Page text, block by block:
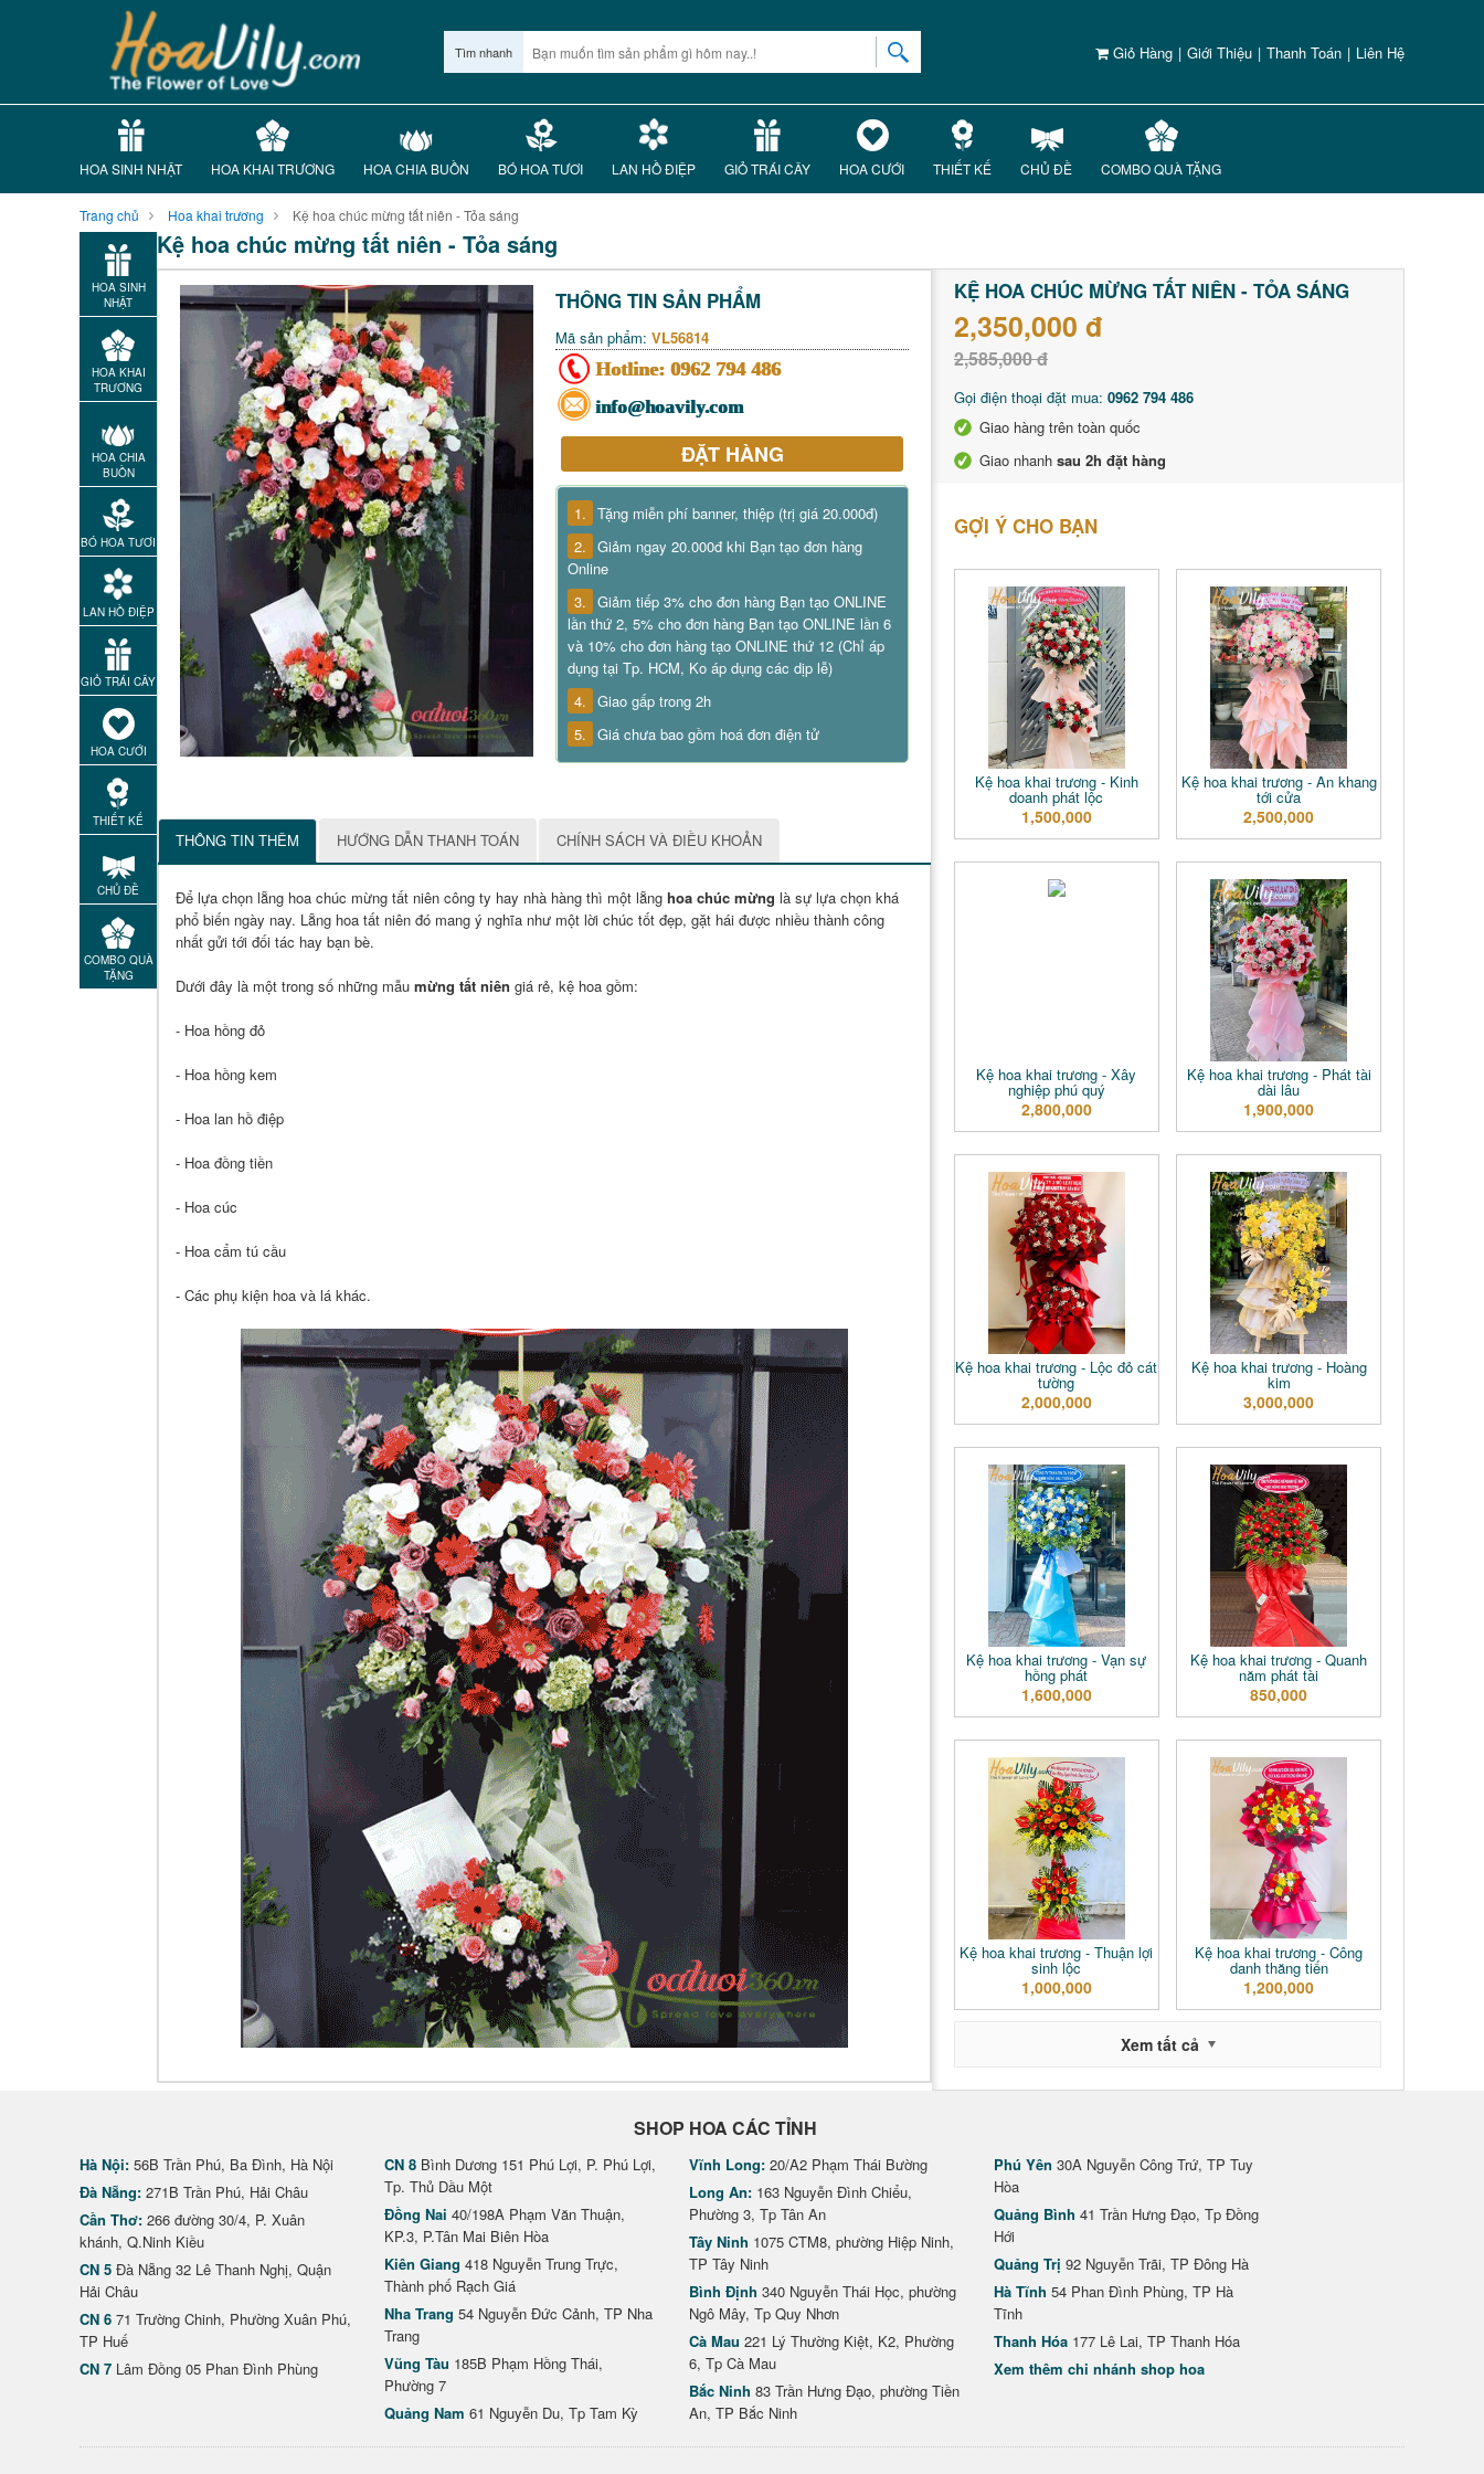
Giỏ Hàng | Giới Thiệu | Thanh Toán | Liên Hệ
Tìm nhanh
HOA SINH NHẬT HOA KHAI TRƯƠNG HOA CHIA BUỒN BÓ HOA TƯƠI LAN HỒ ĐIỆP GIỎ TRÁI CÂY HOA CƯỚI THIẾT KẾ CHỦ ĐỀ COMBO QUÀ TẶNG
Trang chủ Hoa khai trương Kệ hoa chúc mừng tất niên - Tỏa sáng
HOA SINH
NHẬT
HOA KHAI
TRƯƠNG
HOA CHIA
BUỒN
BÓ HOA TƯƠI
LAN HỒ ĐIỆP
GIỎ TRÁI CÂY
HOA CƯỚI
THIẾT KẾ
CHỦ ĐỀ
COMBO QUÀ
TẶNG
Kệ hoa chúc mừng tất niên - Tỏa sáng
THÔNG TIN SẢN PHẨM
Mã sản phẩm: VL56814
Hotline: 0962 794 486
info@hoavily.com
ĐẶT HÀNG
1. Tặng miễn phí banner, thiệp (trị giá 20.000đ)
2. Giảm ngay 20.000đ khi Bạn tạo đơn hàng
Online
3. Giảm tiếp 3% cho đơn hàng Bạn tạo ONLINE
lần thứ 2, 5% cho đơn hàng Bạn tạo ONLINE lần 6
và 10% cho đơn hàng tạo ONLINE thứ 12 (Chỉ áp
dụng tại Tp. HCM, Ko áp dụng các dịp lễ)
4. Giao gấp trong 2h
5. Giá chưa bao gồm hoá đơn điện tử
THÔNG TIN THÊM HƯỚNG DẪN THANH TOÁN CHÍNH SÁCH VÀ ĐIỀU KHOẢN
Để lựa chọn lẵng hoa chúc mừng tất niên công ty hay nhà hàng thì một lẵng hoa chúc mừng là sự lựa chọn khá
phổ biến ngày nay. Lẵng hoa tất niên đó mang ý nghĩa như một lời chúc tốt đẹp, gặt hái được nhiều thành công
nhất gửi tới đối tác hay bạn bè.
Dưới đây là một trong số những mẫu mừng tất niên giá rẻ, kệ hoa gồm:
- Hoa hồng đỏ
- Hoa hồng kem
- Hoa lan hồ điệp
- Hoa đồng tiền
- Hoa cúc
- Hoa cẩm tú cầu
- Các phụ kiện hoa và lá khác.
KỆ HOA CHÚC MỪNG TẤT NIÊN - TỎA SÁNG
2,350,000 đ
2,585,000 đ
Gọi điện thoại đặt mua: 0962 794 486
Giao hàng trên toàn quốc
Giao nhanh sau 2h đặt hàng
GỢI Ý CHO BẠN
Kệ hoa khai trương - Kinh
doanh phát lộc
1,500,000
Kệ hoa khai trương - An khang
tới cửa
2,500,000
Kệ hoa khai trương - Xây
nghiệp phú quý
2,800,000
Kệ hoa khai trương - Phát tài
dài lâu
1,900,000
Kệ hoa khai trương - Lộc đỏ cát
tường
2,000,000
Kệ hoa khai trương - Hoàng
kim
3,000,000
Kệ hoa khai trương - Vạn sự
hồng phát
1,600,000
Kệ hoa khai trương - Quanh
năm phát tài
850,000
Kệ hoa khai trương - Thuận lợi
sinh lộc
1,000,000
Kệ hoa khai trương - Công
danh thăng tiến
1,200,000
Xem tất cả
SHOP HOA CÁC TỈNH
Hà Nội: 56B Trần Phú, Ba Đình, Hà Nội
Đà Nẵng: 271B Trần Phú, Hải Châu
Cần Thơ: 266 đường 30/4, P. Xuân
khánh, Q.Ninh Kiều
CN 5 Đà Nẵng 32 Lê Thanh Nghị, Quận
Hải Châu
CN 6 71 Trường Chinh, Phường Xuân Phú,
TP Huế
CN 7 Lâm Đồng 05 Phan Đình Phùng
CN 8 Bình Dương 151 Phú Lợi, P. Phú Lợi,
Tp. Thủ Dầu Một
Đồng Nai 40/198A Phạm Văn Thuận,
KP.3, P.Tân Mai Biên Hòa
Kiên Giang 418 Nguyễn Trung Trực,
Thành phố Rạch Giá
Nha Trang 54 Nguyễn Đức Cảnh, TP Nha
Trang
Vũng Tàu 185B Phạm Hồng Thái,
Phường 7
Quảng Nam 61 Nguyễn Du, Tp Tam Kỳ
Vĩnh Long: 20/A2 Phạm Thái Bường
Long An: 163 Nguyễn Đình Chiểu,
Phường 3, Tp Tân An
Tây Ninh 1075 CTM8, phường Hiệp Ninh,
TP Tây Ninh
Bình Định 340 Nguyễn Thái Học, phường
Ngô Mây, Tp Quy Nhơn
Cà Mau 221 Lý Thường Kiệt, K2, Phường
6, Tp Cà Mau
Bắc Ninh 83 Trần Hưng Đạo, phường Tiền
An, TP Bắc Ninh
Phú Yên 30A Nguyễn Công Trứ, TP Tuy
Hòa
Quảng Bình 41 Trần Hưng Đạo, Tp Đồng
Hới
Quảng Trị 92 Nguyễn Trãi, TP Đông Hà
Hà Tĩnh 54 Phan Đình Phùng, TP Hà
Tĩnh
Thanh Hóa 177 Lê Lai, TP Thanh Hóa
Xem thêm chi nhánh shop hoa